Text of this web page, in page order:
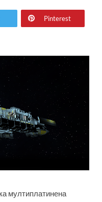
Pinterest
мултиплатинена